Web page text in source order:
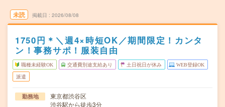
未読 掲載日 2026/08/08
1750円＊＼週4×時短OK／期間限定！カンタ
ン！事務サポ！服装自由
職種未経験OK 交通費別途支給あり 土日祝日が休み WEB登録OK
派遣
勤務地
東京都渋谷区
渋谷駅から徒歩3分